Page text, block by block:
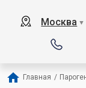
Москва ▼
Главная /